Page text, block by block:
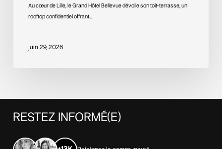
Au cœur de Lille, le Grand Hôtel Bellevue dévoile son toit-terrasse, un
rooftop confidentiel offrant…
juin 29, 2026
RESTEZ INFORMÉ(E)